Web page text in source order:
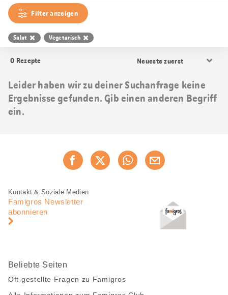
Filter anzeigen
Salat Vegetarisch
0 Rezepte
Sortierung
Leider haben wir zu deiner Suchanfrage keine
Ergebnisse gefunden. Gib einen anderen Begriff
ein.
Jetzt weiterempfehlen
Fusszeile
Fusszeile
Navigation
Kontakt & Soziale Medien
Famigros Newsletter
abonnieren
Beliebte Seiten
Oft gestellte Fragen zu Famigros